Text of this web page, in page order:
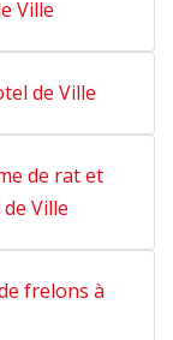
Ville
de Ville
de rat et
Ville
frelons à